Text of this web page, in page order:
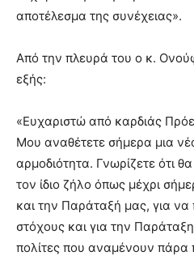
αποτέλεσμα της συνέχειας».
Από την πλευρά του ο κ.
εξής:
«Ευχαριστώ από καρδιάς
Μου αναθέτετε σήμερα μια
αρμοδιότητα. Γνωρίζετε ότι
τον ίδιο ζήλο όπως μέχρι
και την Παράταξή μας, για
στόχους και για την
πολίτες που αναμένουν